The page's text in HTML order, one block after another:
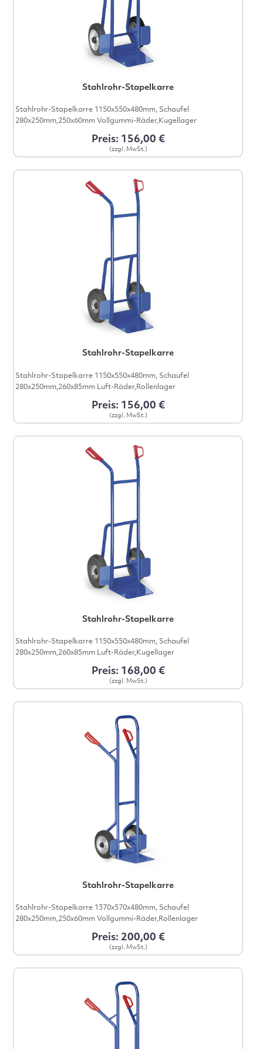
Stahlrohr-Stapelkarre
Stahlrohr-Stapelkarre 1150x550x480mm, Schaufel
280x250mm,250x60mm Vollgummi-Räder,Kugellager
Preis: 156,00 €
(zzgl. MwSt.)
Stahlrohr-Stapelkarre
Stahlrohr-Stapelkarre 1150x550x480mm, Schaufel
280x250mm,260x85mm Luft-Räder,Rollenlager
Preis: 156,00 €
(zzgl. MwSt.)
Stahlrohr-Stapelkarre
Stahlrohr-Stapelkarre 1150x550x480mm, Schaufel
280x250mm,260x85mm Luft-Räder,Kugellager
Preis: 168,00 €
(zzgl. MwSt.)
Stahlrohr-Stapelkarre
Stahlrohr-Stapelkarre 1370x570x480mm, Schaufel
280x250mm,250x60mm Vollgummi-Räder,Rollenlager
Preis: 200,00 €
(zzgl. MwSt.)